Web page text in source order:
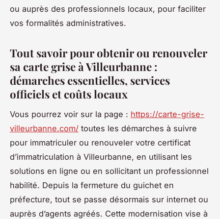
ou auprès des professionnels locaux, pour faciliter
vos formalités administratives.
Tout savoir pour obtenir ou renouveler
sa carte grise à Villeurbanne :
démarches essentielles, services
officiels et coûts locaux
Vous pourrez voir sur la page : https://carte-grise-
villeurbanne.com/ toutes les démarches à suivre
pour immatriculer ou renouveler votre certificat
d’immatriculation à Villeurbanne, en utilisant les
solutions en ligne ou en sollicitant un professionnel
habilité. Depuis la fermeture du guichet en
préfecture, tout se passe désormais sur internet ou
auprès d’agents agréés. Cette modernisation vise à